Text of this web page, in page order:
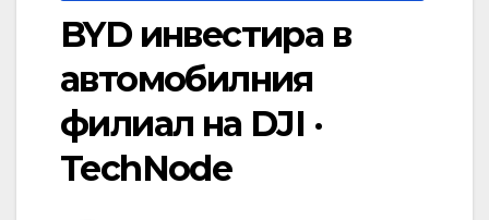
BYD инвестира в
автомобилния
филиал на DJI ·
TechNode